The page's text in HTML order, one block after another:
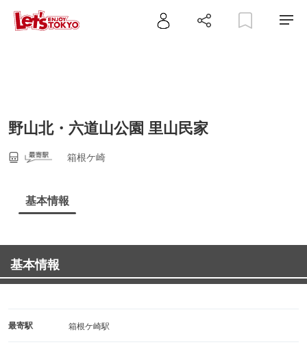
野山北・六道山公園 里山民家
箱根ケ崎
基本情報
基本情報
最寄駅 箱根ケ崎駅